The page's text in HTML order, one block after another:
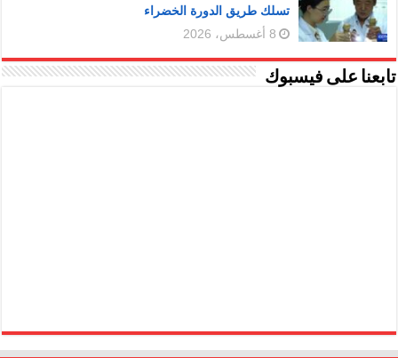
تسلك طريق الدورة الخضراء
8 أغسطس، 2026
تابعنا على فيسبوك